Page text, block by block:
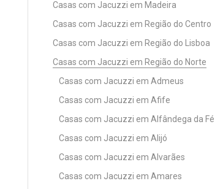
Casas com Jacuzzi em Madeira
Casas com Jacuzzi em Região do Centro
Casas com Jacuzzi em Região do Lisboa
Casas com Jacuzzi em Região do Norte
Casas com Jacuzzi em Admeus
Casas com Jacuzzi em Afife
Casas com Jacuzzi em Alfândega da Fé
Casas com Jacuzzi em Alijó
Casas com Jacuzzi em Alvarães
Casas com Jacuzzi em Amares